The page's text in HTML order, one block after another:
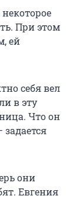
При этом
ей
себя вел
в эту
Что он
задается
они
Евгения